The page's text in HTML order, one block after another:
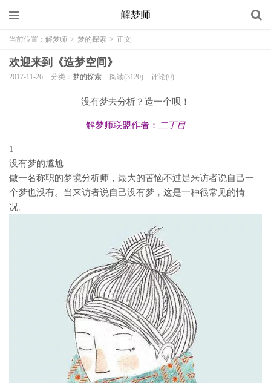
当前位置： 解梦师 > 梦的探索 > 正文
欢迎来到《造梦空间》
2017-11-26 分类： 梦的探索 阅读(3120) 评论(0)
没有梦去分析？造一个呗！
解梦师联盟作者： 二丁目
1
没有梦的尴尬
做一名称职的梦境分析师，最大的苦恼不过是来访者说自己一
个梦也没有。当来访者说自己没有梦，这是一种很常见的情
况。